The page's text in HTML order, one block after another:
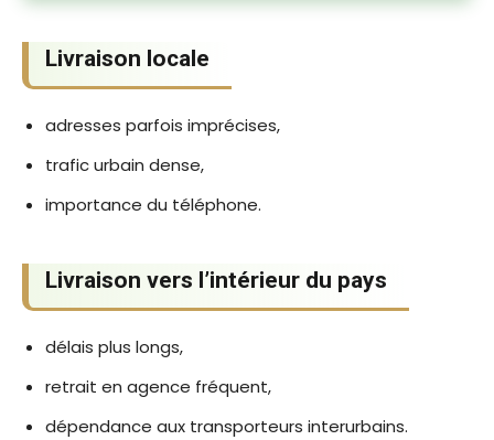
Livraison locale
adresses parfois imprécises,
trafic urbain dense,
importance du téléphone.
Livraison vers l’intérieur du pays
délais plus longs,
retrait en agence fréquent,
dépendance aux transporteurs interurbains.